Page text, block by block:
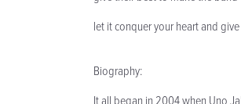
let it conquer your heart and
Biography: